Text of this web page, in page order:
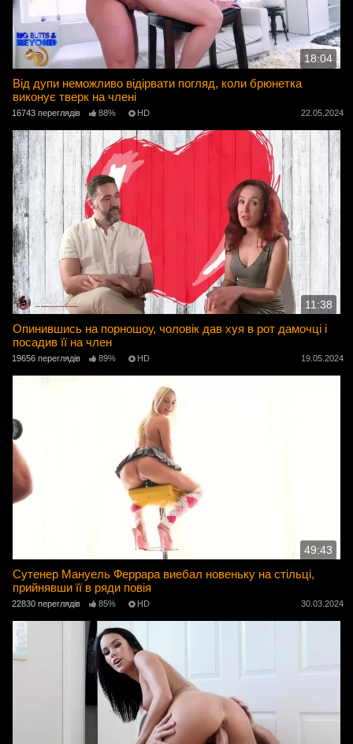
18:04
Від дупи неможливо відірвати погляд, коли брюнетка
виконує тверк на члені
16743 переглядів 88% HD 22.05.2024
11:38
Опинившись на порношоу, чоловік дав хуя в рот дамочці і
посадив її на член
19656 переглядів 89% HD 19.05.2024
49:43
Сутенер Мануель Феррара виебал новеньку на стільці,
прийнявши її в ряди повія
22830 переглядів 85% HD 30.03.2024